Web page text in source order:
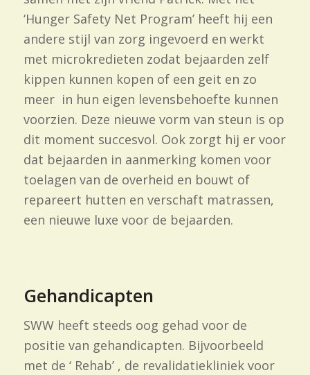
‘Hunger Safety Net Program’ heeft hij een
andere stijl van zorg ingevoerd en werkt
met microkredieten zodat bejaarden zelf
kippen kunnen kopen of een geit en zo
meer in hun eigen levensbehoefte kunnen
voorzien. Deze nieuwe vorm van steun is op
dit moment succesvol. Ook zorgt hij er voor
dat bejaarden in aanmerking komen voor
toelagen van de overheid en bouwt of
repareert hutten en verschaft matrassen,
een nieuwe luxe voor de bejaarden.
Gehandicapten
SWW heeft steeds oog gehad voor de
positie van gehandicapten. Bijvoorbeeld
met de ‘ Rehab’ , de revalidatiekliniek voor